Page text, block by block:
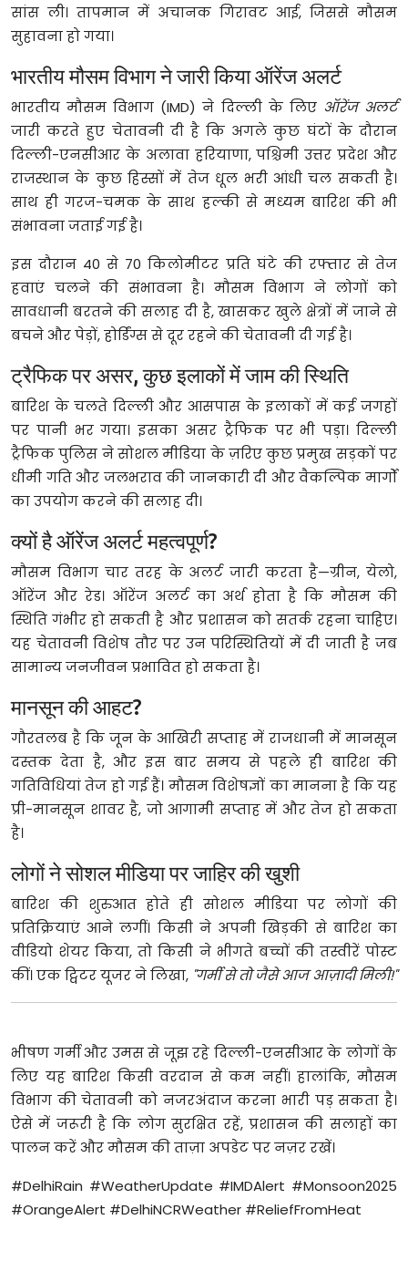
सांस ली। तापमान में अचानक गिरावट आई, जिससे मौसम
सुहावना हो गया।
भारतीय मौसम विभाग ने जारी किया ऑरेंज अलर्ट
भारतीय मौसम विभाग (IMD) ने दिल्ली के लिए ऑरेंज अलर्ट
जारी करते हुए चेतावनी दी है कि अगले कुछ घंटों के दौरान
दिल्ली-एनसीआर के अलावा हरियाणा, पश्चिमी उत्तर प्रदेश और
राजस्थान के कुछ हिस्सों में तेज धूल भरी आंधी चल सकती है।
साथ ही गरज-चमक के साथ हल्की से मध्यम बारिश की भी
संभावना जताई गई है।
इस दौरान 40 से 70 किलोमीटर प्रति घंटे की रफ्तार से तेज
हवाएं चलने की संभावना है। मौसम विभाग ने लोगों को
सावधानी बरतने की सलाह दी है, खासकर खुले क्षेत्रों में जाने से
बचने और पेड़ों, होर्डिंग्स से दूर रहने की चेतावनी दी गई है।
ट्रैफिक पर असर, कुछ इलाकों में जाम की स्थिति
बारिश के चलते दिल्ली और आसपास के इलाकों में कई जगहों
पर पानी भर गया। इसका असर ट्रैफिक पर भी पड़ा। दिल्ली
ट्रैफिक पुलिस ने सोशल मीडिया के ज़रिए कुछ प्रमुख सड़कों पर
धीमी गति और जलभराव की जानकारी दी और वैकल्पिक मार्गों
का उपयोग करने की सलाह दी।
क्यों है ऑरेंज अलर्ट महत्वपूर्ण?
मौसम विभाग चार तरह के अलर्ट जारी करता है—ग्रीन, येलो,
ऑरेंज और रेड। ऑरेंज अलर्ट का अर्थ होता है कि मौसम की
स्थिति गंभीर हो सकती है और प्रशासन को सतर्क रहना चाहिए।
यह चेतावनी विशेष तौर पर उन परिस्थितियों में दी जाती है जब
सामान्य जनजीवन प्रभावित हो सकता है।
मानसून की आहट?
गौरतलब है कि जून के आखिरी सप्ताह में राजधानी में मानसून
दस्तक देता है, और इस बार समय से पहले ही बारिश की
गतिविधियां तेज हो गई हैं। मौसम विशेषज्ञों का मानना है कि यह
प्री-मानसून शावर है, जो आगामी सप्ताह में और तेज हो सकता
है।
लोगों ने सोशल मीडिया पर जाहिर की खुशी
बारिश की शुरुआत होते ही सोशल मीडिया पर लोगों की
प्रतिक्रियाएं आने लगीं। किसी ने अपनी खिड़की से बारिश का
वीडियो शेयर किया, तो किसी ने भीगते बच्चों की तस्वीरें पोस्ट
कीं। एक ट्विटर यूजर ने लिखा, "गर्मी से तो जैसे आज आज़ादी मिली!"
भीषण गर्मी और उमस से जूझ रहे दिल्ली-एनसीआर के लोगों के
लिए यह बारिश किसी वरदान से कम नहीं। हालांकि, मौसम
विभाग की चेतावनी को नजरअंदाज करना भारी पड़ सकता है।
ऐसे में जरूरी है कि लोग सुरक्षित रहें, प्रशासन की सलाहों का
पालन करें और मौसम की ताज़ा अपडेट पर नज़र रखें।
#DelhiRain #WeatherUpdate #IMDAlert #Monsoon2025
#OrangeAlert #DelhiNCRWeather #ReliefFromHeat